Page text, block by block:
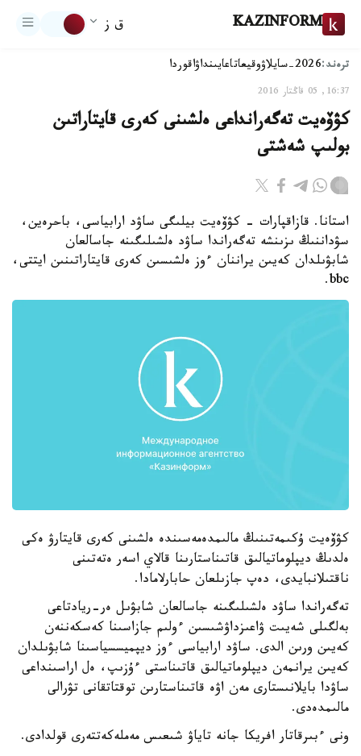
KAZINFORM ق ز
ترەند:2026-سايلاۋ وقيعاتاعايىنداۋاقوردا
16:37, 05 قاڭتار 2016
كۋۆەيت تەگەرانداعى ەلشىنى كەرى قايتاراتىن
بولىپ شەشتى
استانا. قازاقپارات - كۋۆەيت بيلىگى ساۋد ارابياسى، باحرەين،
سۋداننىڭ ىزىنشە تەگەراندا ساۋد ەلشىلىگىنە جاسالعان
شابۋىلدان كەيىن يراننان ءوز ەلشىسىن كەرى قايتاراتىنىن ايتتى،
bbc.
كۋۆەيت ۇكىمەتىنىڭ مالىمدەمەسىندە ەلشىنى كەرى قايتارۋ ەكى
ەلدىڭ ديپلوماتيالىق قاتىناستارىنا قالاي اسەر ەتەتىنى
ناقتىلانبايدى، دەپ جازىلعان حابارلامادا.
تەگەراندا ساۋد ەلشىلىگىنە جاسالعان شابۋىل ەر-ريادتاعى
بەلگىلى شەيىت ۋاعىزداۋشىسىن ءولىم جازاسىنا كەسكەننەن
كەيىن ورىن الدى. ساۋد ارابياسى ءوز ديپميسسياسىنا شابۋىلدان
كەيىن يرانمەن ديپلوماتيالىق قاتىناستى ءۇزىپ، ەل اراسىنداعى
ساۋدا بايلانىستارى مەن اۋە قاتىناستارىن توقتاتقانى تۋرالى
مالىمدەدى.
ونى ءبىرقاتار افريكا جانە تاياۋ شىعىس مەملەكەتتەرى قولدادى.